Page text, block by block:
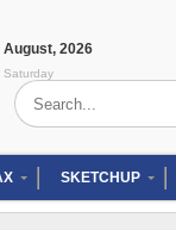
August, 2026
Saturday
Search
for:
SKETCHUP